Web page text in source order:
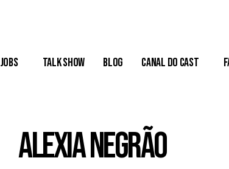
Jobs Talk Show Blog Canal do Cast
Alexia Negrão